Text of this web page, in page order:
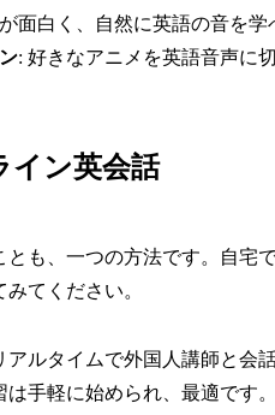
面白く、自然に英語の音を学
: 好きなアニメを英語音声に
イン英会話
とも、一つの方法です。自宅
てください。
アルタイムで外国人講師と会
は手軽に始められ、最適です。